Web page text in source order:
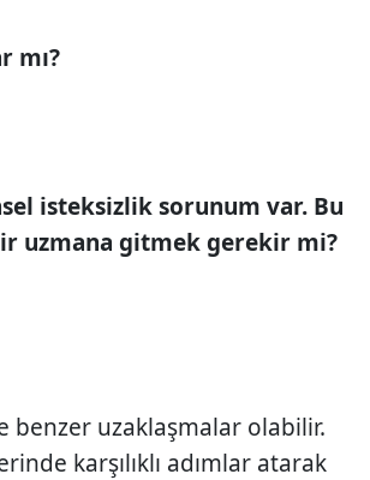
mı?
isteksizlik sorunum var. Bu
uzmana gitmek gerekir mi?
benzer uzaklaşmalar olabilir.
karşılıklı adımlar atarak